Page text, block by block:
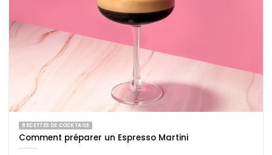
RECETTES DE COCKTAILS
Comment préparer un Espresso Martini